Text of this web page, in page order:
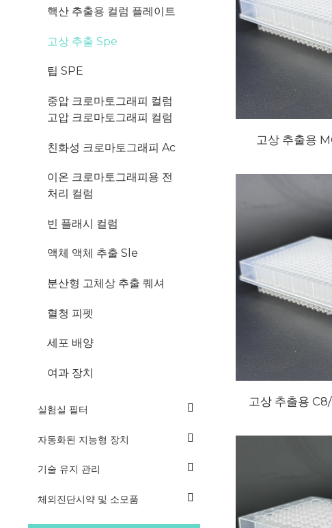
핵산 추출용 컬럼 플레이트
고상 추출 Spe
팁 SPE
중압 크로마토그래피 컬럼
고압 크로마토그래피 컬럼
친화성 크로마토그래피 Ac
이온 크로마토그래피용 전
처리 컬럼
빈 플래시 컬럼
액체 액체 추출 Sle
분산형 고체상 추출 퀘셔
혈청 피펫
세포 배양
여과 장치
실험실 필터
자동화된 지능형 장치
기술 유지 관리
체외진단시약 및 소모품
고상 추출용
고상 추출용